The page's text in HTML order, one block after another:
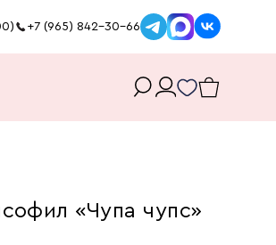
+7 (965) 842-30-66
«Чупа чупс»